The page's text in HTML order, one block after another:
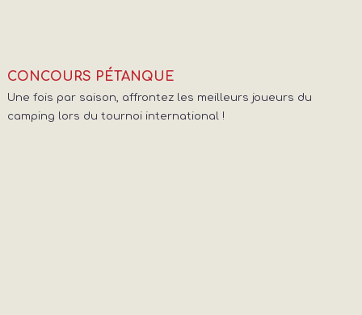
CONCOURS PÉTANQUE
Une fois par saison, affrontez les meilleurs joueurs du
camping lors du tournoi international !